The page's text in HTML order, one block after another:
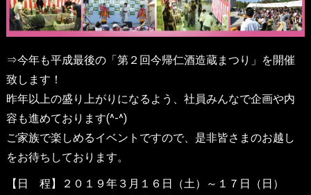
⇒今年も平成最後の「第２回今帰仁酒造蔵まつり」を開催
致します！
昨年以上の盛り上がりになるよう、社員みんなで企画や内
容も進めております(^-^)
ご家族で楽しめるイベントですので、是非皆さまのお越し
をお待ちしております。
【日 程】２０１９年３月１６日（土）～１７日（日）